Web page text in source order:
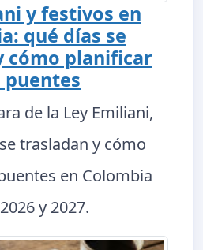
y festivos en
qué días se
cómo planificar
puentes
de la Ley Emiliani,
trasladan y cómo
en Colombia
y 2027.